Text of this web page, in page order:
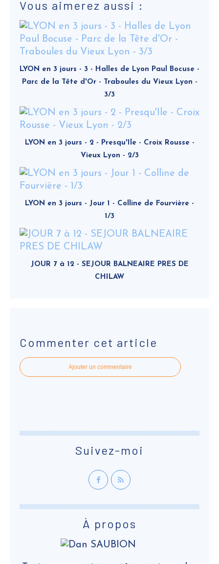
Vous aimerez aussi :
LYON en 3 jours - 3 - Halles de Lyon Paul Bocuse -
Parc de la Tête d'Or - Traboules du Vieux Lyon -
3/3
LYON en 3 jours - 2 - Presqu'Ile - Croix Rousse -
Vieux Lyon - 2/3
LYON en 3 jours - Jour 1 - Colline de Fourvière -
1/3
JOUR 7 à 12 - SEJOUR BALNEAIRE PRES DE
CHILAW
Commenter cet article
Ajouter un commentaire
Suivez-moi
À propos